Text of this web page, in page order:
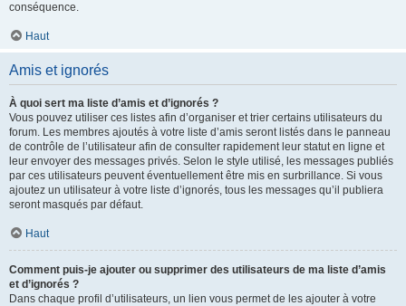
conséquence.
Haut
Amis et ignorés
À quoi sert ma liste d’amis et d’ignorés ?
Vous pouvez utiliser ces listes afin d’organiser et trier certains utilisateurs du
forum. Les membres ajoutés à votre liste d’amis seront listés dans le panneau
de contrôle de l’utilisateur afin de consulter rapidement leur statut en ligne et
leur envoyer des messages privés. Selon le style utilisé, les messages publiés
par ces utilisateurs peuvent éventuellement être mis en surbrillance. Si vous
ajoutez un utilisateur à votre liste d’ignorés, tous les messages qu’il publiera
seront masqués par défaut.
Haut
Comment puis-je ajouter ou supprimer des utilisateurs de ma liste d’amis
et d’ignorés ?
Dans chaque profil d’utilisateurs, un lien vous permet de les ajouter à votre